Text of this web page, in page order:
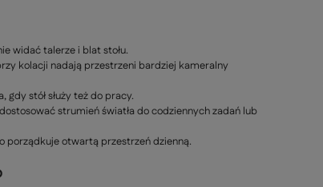
widać talerze i blat stołu.
kolacji nadają przestrzeni bardziej kameralny
stół służy też do pracy.
strumień światła do codziennych zadań lub
porządkuje otwartą przestrzeń dzienną.